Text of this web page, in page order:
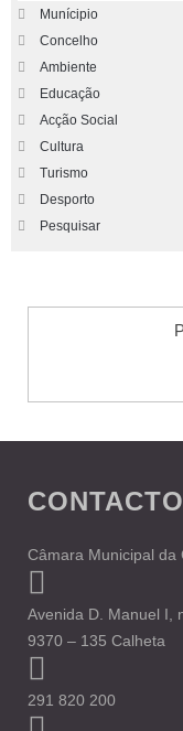
Munícipio
Concelho
Ambiente
Educação
Acção Social
Cultura
Turismo
Desporto
Pesquisar
Câmara Municipal da
Avenida D. Manuel I,
9370 – 135 Calheta
291 820 200